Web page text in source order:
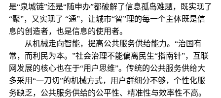
是“泉城链”还是“随申办”都破解了信息孤岛难题，既实现了
“聚”，又实现了 “通”，让城市“智”理的每一个主体既是信
息的创造者，也是信息的使用者。
从机械走向智能，提高公共服务供给能力。“治国有
常，而利民为本。”社会治理不能偏离民生“指南针”，互联
网发展的核心也在于“用户思维”。传统的公共服务供给大
多采用“一刀切”的机械方式，用户群细分不够，个性化服
务缺乏，公共服务供给的公平性、精准性与效率性不高。